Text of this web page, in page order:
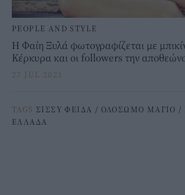
PEOPLE AND STYLE
Η Φαίη Ξυλά φωτογραφίζεται με
Κέρκυρα και οι followers την
27 JUL 2021
TAGS ΣΙΣΣΥ ΦΕΙΔΑ / ΟΛΟΣΩΜΟ ΜΑΓΙΟ /
ΕΛΛΑΔΑ